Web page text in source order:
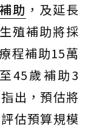
補助 ，及延長
殖補助將採
程補助15萬
45歲補助3
出，預估將
估預算規模